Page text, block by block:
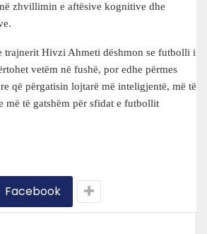
zhvillimin e aftësive kognitive dhe
trajnerit Hivzi Ahmeti dëshmon se futbolli i
vetëm në fushë, por edhe përmes
që përgatisin lojtarë më inteligjentë, më të
më të gatshëm për sfidat e futbollit
Facebook